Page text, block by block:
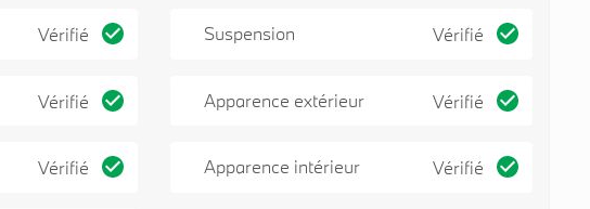
Vérifié
Vérifié
Vérifié
Suspension Vérifié
Apparence extérieur Vérifié
Apparence intérieur Vérifié